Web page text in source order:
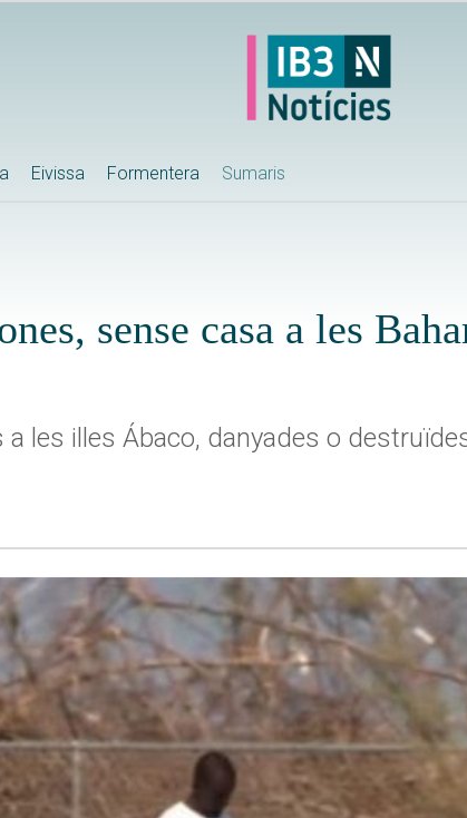
Eivissa Formentera Sumaris
sense casa a les
les illes Ábaco, danyades o